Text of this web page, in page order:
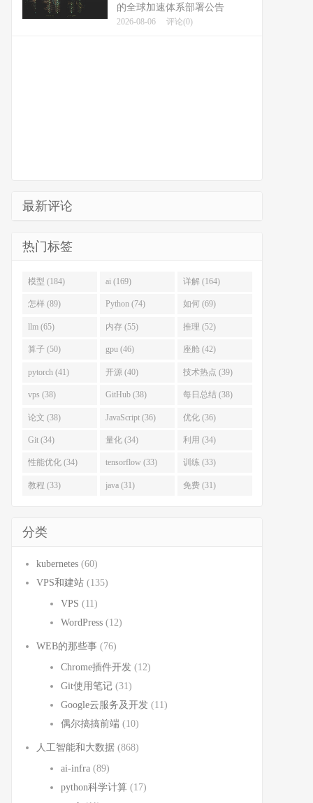
的全球加速体系部署公告
2026-08-06 评论(0)
最新评论
热门标签
模型 (184) ai (169) 详解 (164)
怎样 (89) Python (74) 如何 (69)
llm (65) 内存 (55) 推理 (52)
算子 (50) gpu (46) 座舱 (42)
pytorch (41) 开源 (40) 技术热点 (39)
vps (38) GitHub (38) 每日总结 (38)
论文 (38) JavaScript (36) 优化 (36)
Git (34) 量化 (34) 利用 (34)
性能优化 (34) tensorflow (33) 训练 (33)
教程 (33) java (31) 免费 (31)
分类
kubernetes (60)
VPS和建站 (135)
VPS (11)
WordPress (12)
WEB的那些事 (76)
Chrome插件开发 (12)
Git使用笔记 (31)
Google云服务及开发 (11)
偶尔搞搞前端 (10)
人工智能和大数据 (868)
ai-infra (89)
python科学计算 (17)